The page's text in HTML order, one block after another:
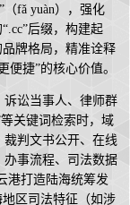
（fǎ yuàn），强化
后缀，构建起
牌格局，精准诠释
捷”的核心价值。
讼当事人、律师群
关键词检索时，域
裁判文书公开、在线
事流程、司法数据
港打造陆海统筹发
区司法特征（如涉